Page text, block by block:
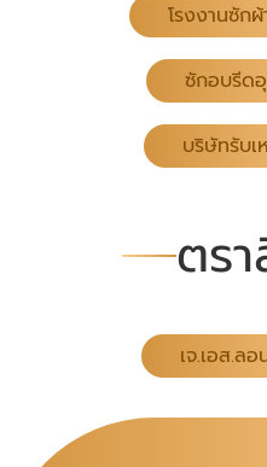
โรงงานซัก
ซักอบรีด
บริษัทรับเ
ตร
เจ.เอส.ล